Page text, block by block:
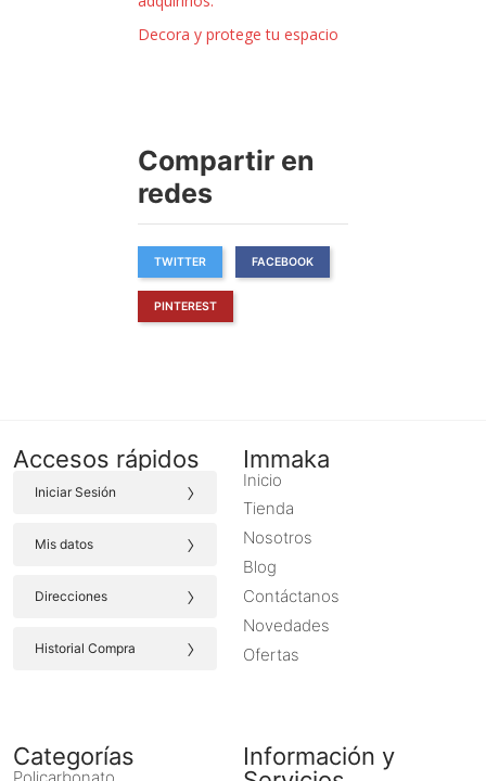
Decora y protege tu espacio
Compartir en
redes
TWITTER FACEBOOK
PINTEREST
Accesos rápidos
Iniciar Sesión ›
Mis datos ›
Direcciones ›
Historial Compra ›
Immaka
Inicio
Tienda
Nosotros
Blog
Contáctanos
Novedades
Ofertas
Categorías
Policarbonato
Información y